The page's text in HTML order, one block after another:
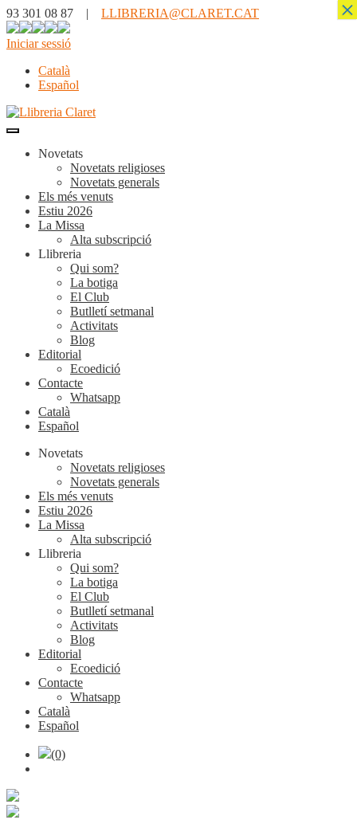
93 301 08 87 | LLIBRERIA@CLARET.CAT
Iniciar sessió
Català
Español
Novetats
Novetats religioses
Novetats generals
Els més venuts
Estiu 2026
La Missa
Alta subscripció
Llibreria
Qui som?
La botiga
El Club
Butlletí setmanal
Activitats
Blog
Editorial
Ecoedició
Contacte
Whatsapp
Català
Español
Novetats
Novetats religioses
Novetats generals
Els més venuts
Estiu 2026
La Missa
Alta subscripció
Llibreria
Qui som?
La botiga
El Club
Butlletí setmanal
Activitats
Blog
Editorial
Ecoedició
Contacte
Whatsapp
Català
Español
(0)
×